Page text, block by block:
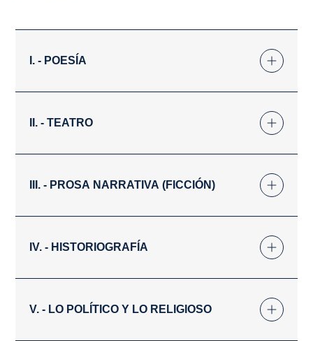
I. - POESÍA
II. - TEATRO
III. - PROSA NARRATIVA (FICCIÓN)
IV. - HISTORIOGRAFÍA
V. - LO POLÍTICO Y LO RELIGIOSO